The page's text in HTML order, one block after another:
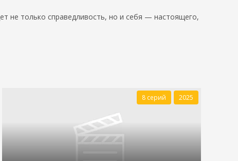
не только справедливость, но и себя — настоящего,
8 серий 2025